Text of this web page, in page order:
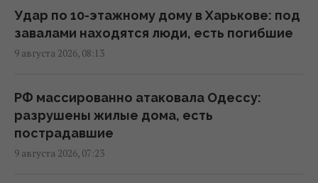
Дерзкие удары Украины по России могут
сыграть на руку Путину, - The Times
Россия может применить ядерное оружие
против Украины: в МИД Турции назвали
реальное условие
Удар по 10-этажному дому в Харькове: под
завалами находятся люди, есть погибшие
9 августа 2026, 08:13
РФ массированно атаковала Одессу:
разрушены жилые дома, есть
пострадавшие
9 августа 2026, 07:23